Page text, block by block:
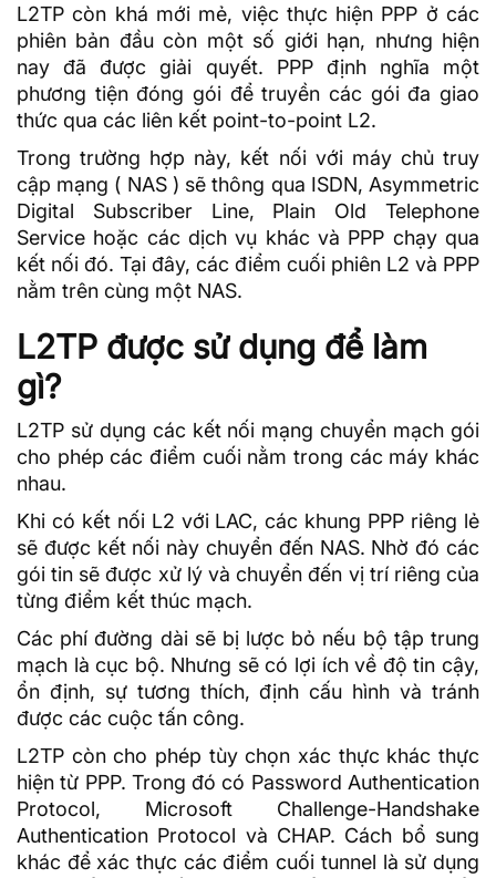
L2TP còn khá mới mẻ, việc thực hiện PPP ở các
phiên bản đầu còn một số giới hạn, nhưng hiện
nay đã được giải quyết. PPP định nghĩa một
phương tiện đóng gói để truyền các gói đa giao
thức qua các liên kết point-to-point L2.
Trong trường hợp này, kết nối với máy chủ truy
cập mạng ( NAS) sẽ thông qua ISDN, Asymmetric
Digital Subscriber Line, Plain Old Telephone
Service hoặc các dịch vụ khác và PPP chạy qua
kết nối đó. Tại đây, các điểm cuối phiên L2 và PPP
nằm trên cùng một NAS.
L2TP được sử dụng để làm
gì?
L2TP sử dụng các kết nối mạng chuyển mạch gói
cho phép các điểm cuối nằm trong các máy khác
nhau.
Khi có kết nối L2 với LAC, các khung PPP riêng lẻ
sẽ được kết nối này chuyển đến NAS. Nhờ đó các
gói tin sẽ được xử lý và chuyển đến vị trí riêng của
từng điểm kết thúc mạch.
Các phí đường dài sẽ bị lược bỏ nếu bộ tập trung
mạch là cục bộ. Nhưng sẽ có lợi ích về độ tin cậy,
ổn định, sự tương thích, định cấu hình và tránh
được các cuộc tấn công.
L2TP còn cho phép tùy chọn xác thực khác thực
hiện từ PPP. Trong đó có Password Authentication
Protocol, Microsoft Challenge-Handshake
Authentication Protocol và CHAP. Cách bổ sung
khác để xác thực các điểm cuối tunnel là sử dụng